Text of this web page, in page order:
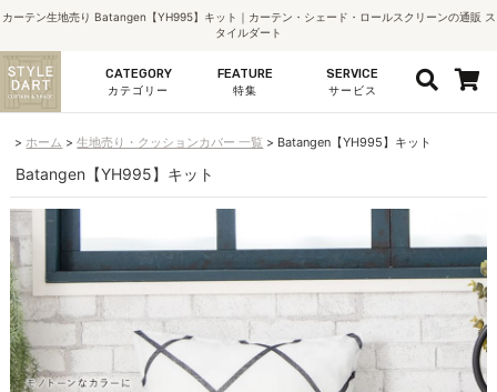
カーテン生地売り Batangen【YH995】キット｜カーテン・シェード・ロールスクリーンの通販 ス
タイルダート
CATEGORY
カテゴリー
FEATURE
特集
SERVICE
サービス
ホーム 生地売り・クッションカバー 一覧 Batangen【YH995】キット
Batangen【YH995】キット